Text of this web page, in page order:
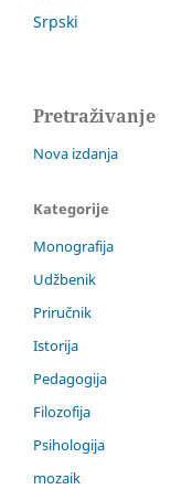
Srpski
Pretraživanje
Nova izdanja
Kategorije
Monografija
Udžbenik
Priručnik
Istorija
Pedagogija
Filozofija
Psihologija
mozaik